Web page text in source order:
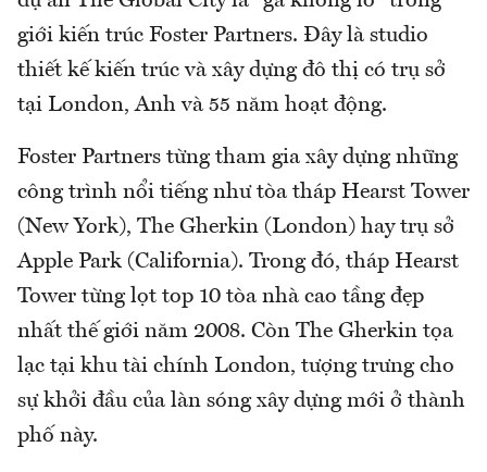
giới kiến trúc Foster Partners. Đây là studio
thiết kế kiến trúc và xây dựng đô thị có trụ sở
tại London, Anh và 55 năm hoạt động.
Foster Partners từng tham gia xây dựng những
công trình nổi tiếng như tòa tháp Hearst Tower
(New York), The Gherkin (London) hay trụ sở
Apple Park (California). Trong đó, tháp Hearst
Tower từng lọt top 10 tòa nhà cao tầng đẹp
nhất thế giới năm 2008. Còn The Gherkin tọa
lạc tại khu tài chính London, tượng trưng cho
sự khởi đầu của làn sóng xây dựng mới ở thành
phố này.